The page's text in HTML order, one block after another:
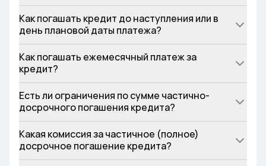
Как погашать кредит до наступления или в
день плановой даты платежа?
Как погашать ежемесячный платеж за
кредит?
Есть ли ограничения по сумме частично-
досрочного погашения кредита?
Какая комиссия за частичное (полное)
досрочное погашение кредита?